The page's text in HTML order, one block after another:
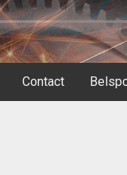
Contact